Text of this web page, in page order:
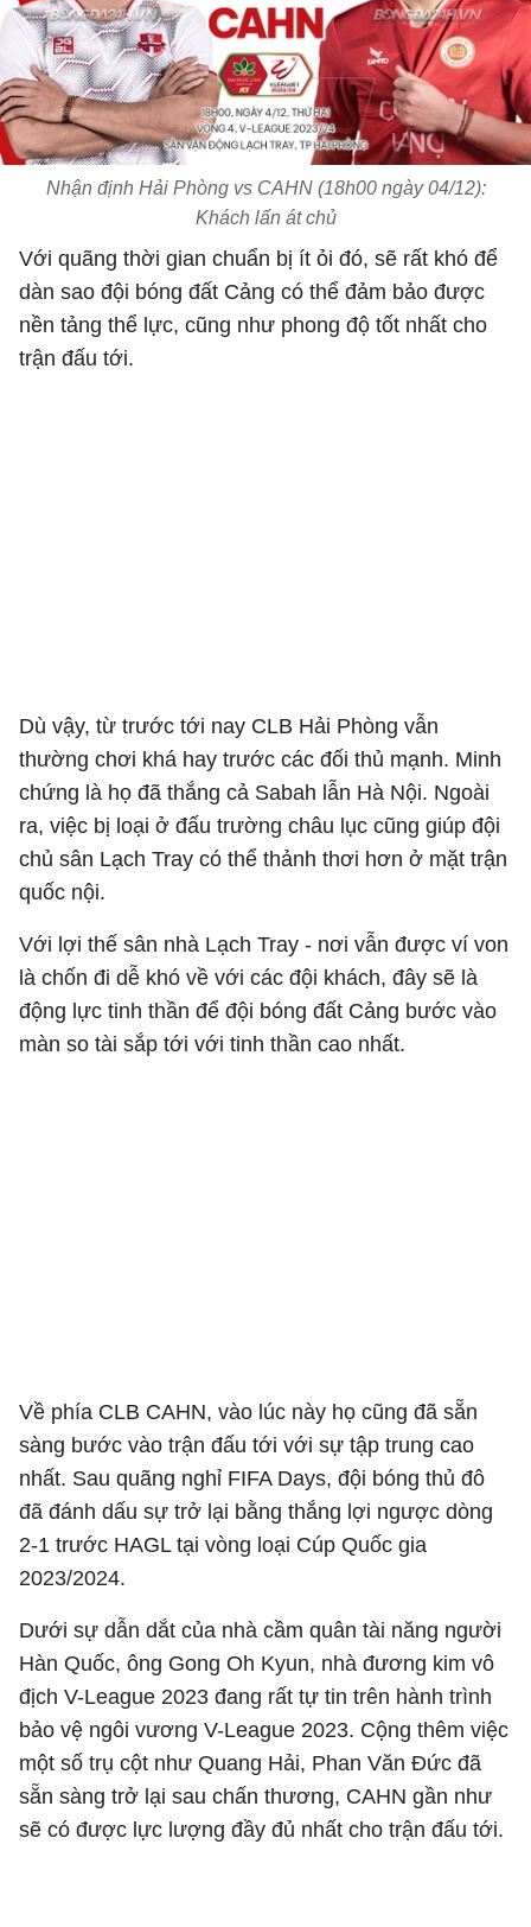
Nhận định Hải Phòng vs CAHN (18h00 ngày 04/12):
Khách lấn át chủ
Với quãng thời gian chuẩn bị ít ỏi đó, sẽ rất khó để
dàn sao đội bóng đất Cảng có thể đảm bảo được
nền tảng thể lực, cũng như phong độ tốt nhất cho
trận đấu tới.
Dù vậy, từ trước tới nay CLB Hải Phòng vẫn
thường chơi khá hay trước các đối thủ mạnh. Minh
chứng là họ đã thắng cả Sabah lẫn Hà Nội. Ngoài
ra, việc bị loại ở đấu trường châu lục cũng giúp đội
chủ sân Lạch Tray có thể thảnh thơi hơn ở mặt trận
quốc nội.
Với lợi thế sân nhà Lạch Tray - nơi vẫn được ví von
là chốn đi dễ khó về với các đội khách, đây sẽ là
động lực tinh thần để đội bóng đất Cảng bước vào
màn so tài sắp tới với tinh thần cao nhất.
Về phía CLB CAHN, vào lúc này họ cũng đã sẵn
sàng bước vào trận đấu tới với sự tập trung cao
nhất. Sau quãng nghỉ FIFA Days, đội bóng thủ đô
đã đánh dấu sự trở lại bằng thắng lợi ngược dòng
2-1 trước HAGL tại vòng loại Cúp Quốc gia
2023/2024.
Dưới sự dẫn dắt của nhà cầm quân tài năng người
Hàn Quốc, ông Gong Oh Kyun, nhà đương kim vô
địch V-League 2023 đang rất tự tin trên hành trình
bảo vệ ngôi vương V-League 2023. Cộng thêm việc
một số trụ cột như Quang Hải, Phan Văn Đức đã
sẵn sàng trở lại sau chấn thương, CAHN gần như
sẽ có được lực lượng đầy đủ nhất cho trận đấu tới.